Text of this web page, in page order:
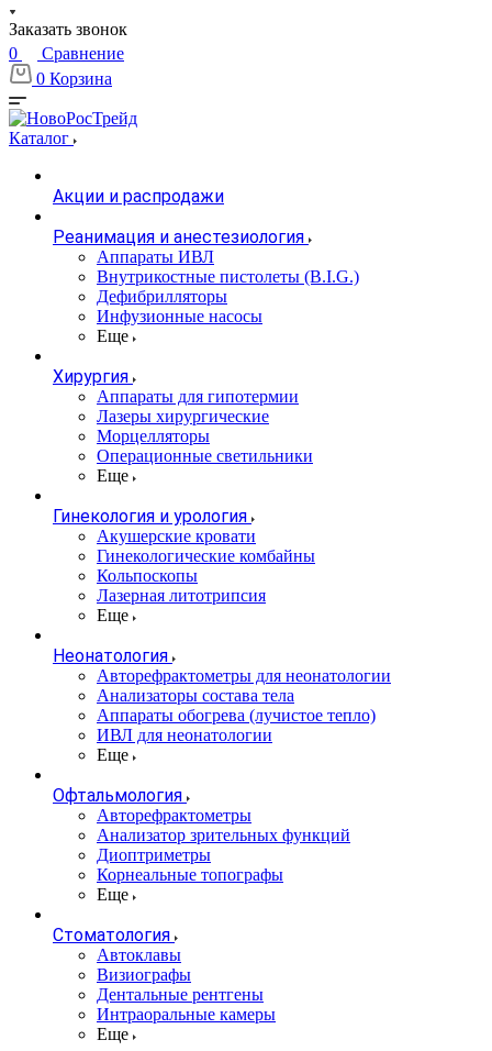
Заказать звонок
0
Сравнение
0 Корзина
Каталог
Акции и распродажи
Реанимация и анестезиология
Аппараты ИВЛ
Внутрикостные пистолеты (B.I.G.)
Дефибрилляторы
Инфузионные насосы
Еще
Хирургия
Аппараты для гипотермии
Лазеры хирургические
Морцелляторы
Операционные светильники
Еще
Гинекология и урология
Акушерские кровати
Гинекологические комбайны
Кольпоскопы
Лазерная литотрипсия
Еще
Неонатология
Авторефрактометры для неонатологии
Анализаторы состава тела
Аппараты обогрева (лучистое тепло)
ИВЛ для неонатологии
Еще
Офтальмология
Авторефрактометры
Анализатор зрительных функций
Диоптриметры
Корнеальные топографы
Еще
Стоматология
Автоклавы
Визиографы
Дентальные рентгены
Интраоральные камеры
Еще